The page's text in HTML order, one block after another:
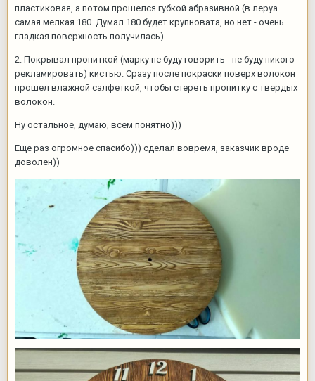
пластиковая, а потом прошелся губкой абразивной (в леруа
самая мелкая 180. Думал 180 будет крупновата, но нет - очень
гладкая поверхность получилась).
2. Покрывал пропиткой (марку не буду говорить - не буду никого
рекламировать) кистью. Сразу после покраски поверх волокон
прошел влажной салфеткой, чтобы стереть пропитку с твердых
волокон.
Ну остальное, думаю, всем понятно)))
Еще раз огромное спасибо))) сделал вовремя, заказчик вроде
доволен))